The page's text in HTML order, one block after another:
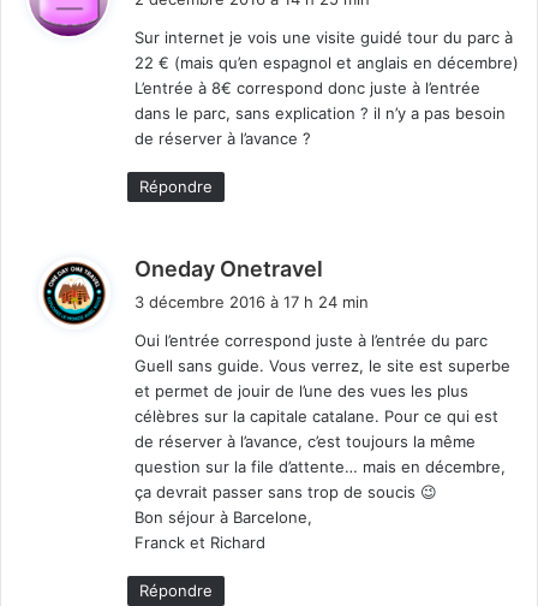
:
Sur internet je vois une visite guidé tour du parc à
22 € (mais qu’en espagnol et anglais en décembre)
L’entrée à 8€ correspond donc juste à l’entrée
dans le parc, sans explication ? il n’y a pas besoin
de réserver à l’avance ?
Répondre
Oneday Onetravel
:
3 décembre 2016 à 17 h 24 min
Oui l’entrée correspond juste à l’entrée du parc
Guell sans guide. Vous verrez, le site est superbe
et permet de jouir de l’une des vues les plus
célèbres sur la capitale catalane. Pour ce qui est
de réserver à l’avance, c’est toujours la même
question sur la file d’attente… mais en décembre,
ça devrait passer sans trop de soucis 😉
Bon séjour à Barcelone,
Franck et Richard
Répondre